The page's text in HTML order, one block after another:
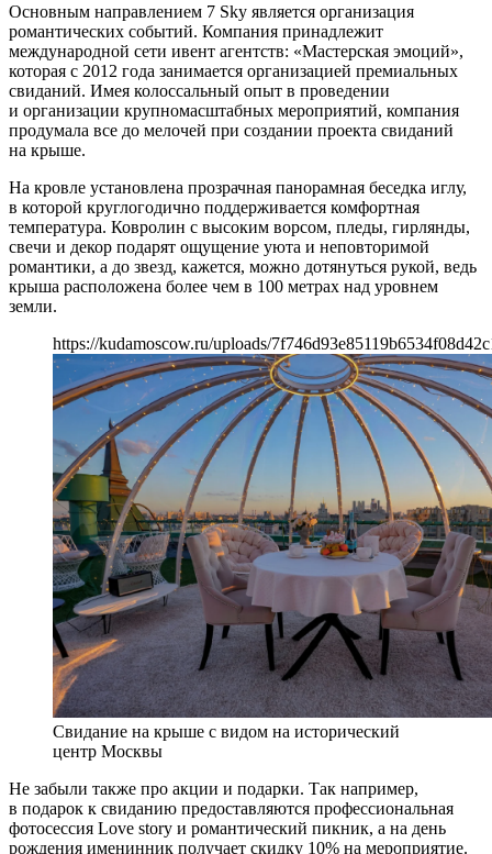
Основным направлением 7 Sky является организация
романтических событий. Компания принадлежит
международной сети ивент агентств: «Мастерская эмоций»,
которая с 2012 года занимается организацией премиальных
свиданий. Имея колоссальный опыт в проведении
и организации крупномасштабных мероприятий, компания
продумала все до мелочей при создании проекта свиданий
на крыше.
На кровле установлена прозрачная панорамная беседка иглу,
в которой круглогодично поддерживается комфортная
температура. Ковролин с высоким ворсом, пледы, гирлянды,
свечи и декор подарят ощущение уюта и неповторимой
романтики, а до звезд, кажется, можно дотянуться рукой, ведь
крыша расположена более чем в 100 метрах над уровнем
земли.
https://kudamoscow.ru/uploads/
Свидание на крыше с видом на исторический
центр Москвы
Не забыли также про акции и подарки. Так например,
в подарок к свиданию предоставляются профессиональная
фотосессия Love story и романтический пикник, а на день
рождения именинник получает скидку 10% на мероприятие.